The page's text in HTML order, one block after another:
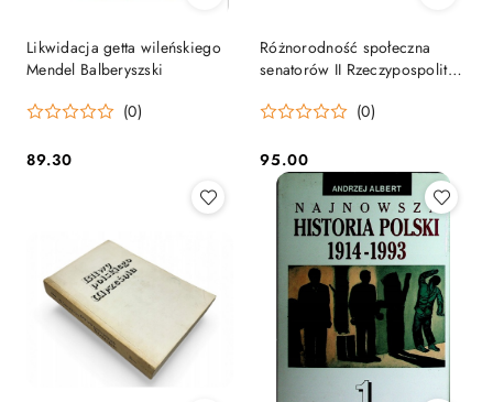
Likwidacja getta wileńskiego
Mendel Balberyszski
(0)
Cena:
89.30
Różnorodność społeczna
senatorów II Rzeczypospolitej
(0)
Cena:
95.00